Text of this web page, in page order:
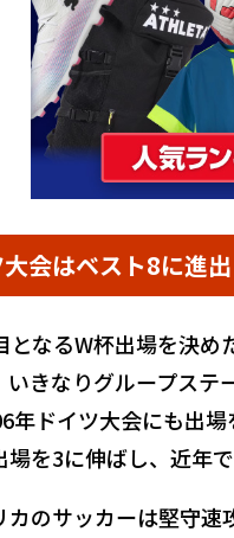
会はベスト8に進出
となるW杯出場を決
いきなりグループス
年ドイツ大会にも出
を3に伸ばし、近年
カのサッカーは堅守